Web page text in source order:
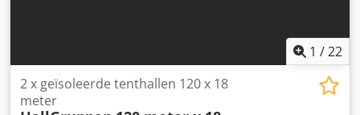
1 /22
2 x geïsoleerde tenthallen 120 x 18
meter